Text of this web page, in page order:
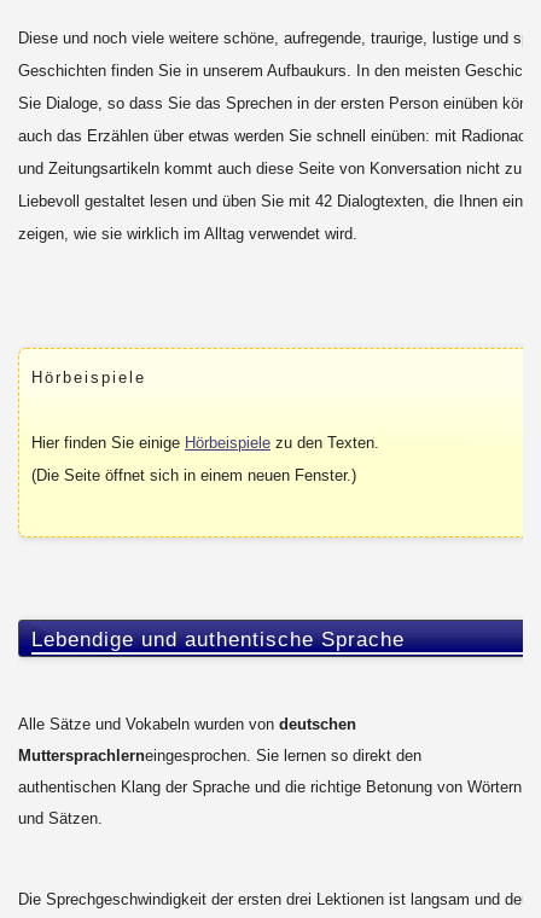
Diese und noch viele weitere schöne, aufregende, traurige, lustige und
Geschichten finden Sie in unserem Aufbaukurs. In den meisten
Sie Dialoge, so dass Sie das Sprechen in der ersten Person einüben
auch das Erzählen über etwas werden Sie schnell einüben: mit
und Zeitungsartikeln kommt auch diese Seite von Konversation nicht zu
Liebevoll gestaltet lesen und üben Sie mit 42 Dialogtexten, die Ihnen eine
zeigen, wie sie wirklich im Alltag verwendet wird.
Hörbeispiele
Hier finden Sie einige Hörbeispielezu den Texten.
(Die Seite öffnet sich in einem neuen Fenster.)
Lebendige und authentische Sprache
Alle Sätze und Vokabeln wurden von deutschen
Muttersprachlerneingesprochen. Sie lernen so direkt den
authentischen Klang der Sprache und die richtige Betonung von Wörtern
und Sätzen.
Die Sprechgeschwindigkeit der ersten drei Lektionen ist langsam und